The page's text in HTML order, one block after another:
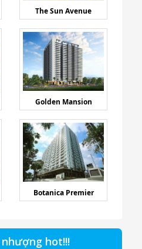
The Sun Avenue
Golden Mansion
Botanica Premier
hot!!!